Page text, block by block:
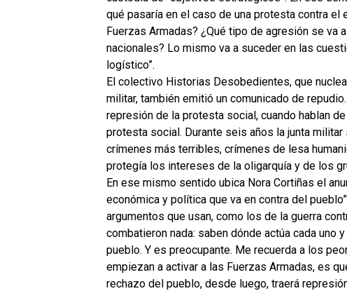
qué pasaría en el caso de una protesta contra el
Fuerzas Armadas? ¿Qué tipo de agresión se
nacionales? Lo mismo va a suceder en las
logístico”.
El colectivo Historias Desobedientes, que
militar, también emitió un comunicado de repudio.
represión de la protesta social, cuando hablan
protesta social. Durante seis años la junta
crímenes más terribles, crímenes de lesa
protegía los intereses de la oligarquía y de los
En ese mismo sentido ubica Nora Cortiñas el
económica y política que va en contra del
argumentos que usan, como los de la guerra
combatieron nada: saben dónde actúa cada uno
pueblo. Y es preocupante. Me recuerda a los
empiezan a activar a las Fuerzas Armadas, es
rechazo del pueblo, desde luego, traerá